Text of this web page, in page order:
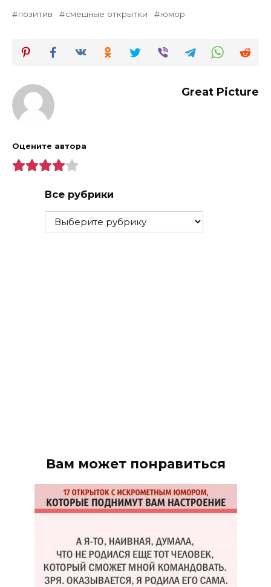
позитив смешные открытки юмор
Great Picture
Оцените автора
Все рубрики
Все
рубрики
Вам может понравиться